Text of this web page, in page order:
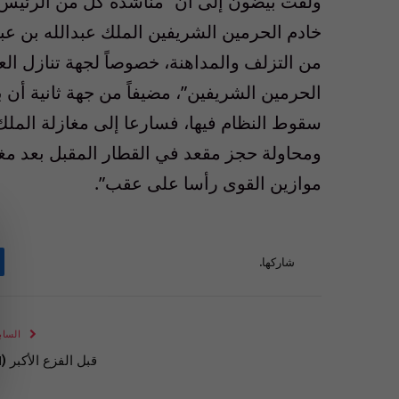
خادم الحرمين الشريفين الملك عبدالله بن
من التزلف والمداهنة، خصوصاً لجهة تنازل
الحرمين الشريفين”، مضيفاً من جهة ثانية
سقوط النظام فيها، فسارعا إلى مغازلة
ومحاولة حجز مقعد في القطار المقبل بعد
موازين القوى رأسا على عقب”.
شاركها.
قبل الفزع الأكبر (1)